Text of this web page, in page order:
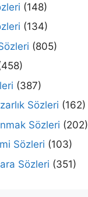
(148)
(134)
(805)
(387)
Sözleri (162)
Sözleri (202)
Sözleri (103)
Sözleri (351)